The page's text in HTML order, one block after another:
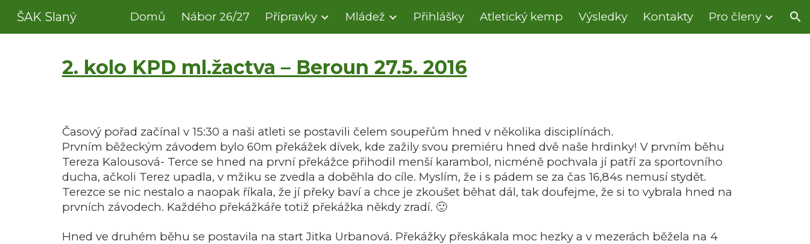
Skip to main content Skip to navigation
ŠAK Slaný Domů Nábor 26/27 Přípravky Mládež Přihlášky Atletický kemp Výsledky Kontakty Pro členy
2. kolo KPD ml.žactva – Beroun 27.5. 2016
Časový pořad začínal v 15:30 a naši atleti se postavili čelem soupeřům hned v několika disciplínách.
Prvním běžeckým závodem bylo 60m překážek dívek, kde zažily svou premiéru hned dvě naše hrdinky! V prvním běhu
Tereza Kalousová- Terce se hned na první překážce přihodil menší karambol, nicméně pochvala jí patří za sportovního
ducha, ačkoli Terez upadla, v mžiku se zvedla a doběhla do cíle. Myslím, že i s pádem se za čas 16,84s nemusí stydět.
Terezce se nic nestalo a naopak říkala, že jí překy baví a chce je zkoušet běhat dál, tak doufejme, že si to vybrala hned na
prvních závodech. Každého překážkáře totiž překážka někdy zradí. 🙂
Hned ve druhém běhu se postavila na start Jitka Urbanová. Překážky přeskákala moc hezky a v mezerách běžela na 4